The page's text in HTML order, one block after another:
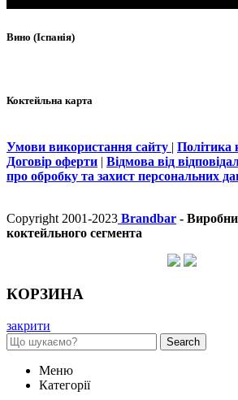
Вино (Іспанія)
Коктейльна карта
Умови використання сайту | Політика
Договір оферти | Відмова від
про обробку та захист персональних
Copyright 2001-2023 Brandbar -
коктейльного сегмента
КОРЗИНА
закрити
Search
Меню
Категорії